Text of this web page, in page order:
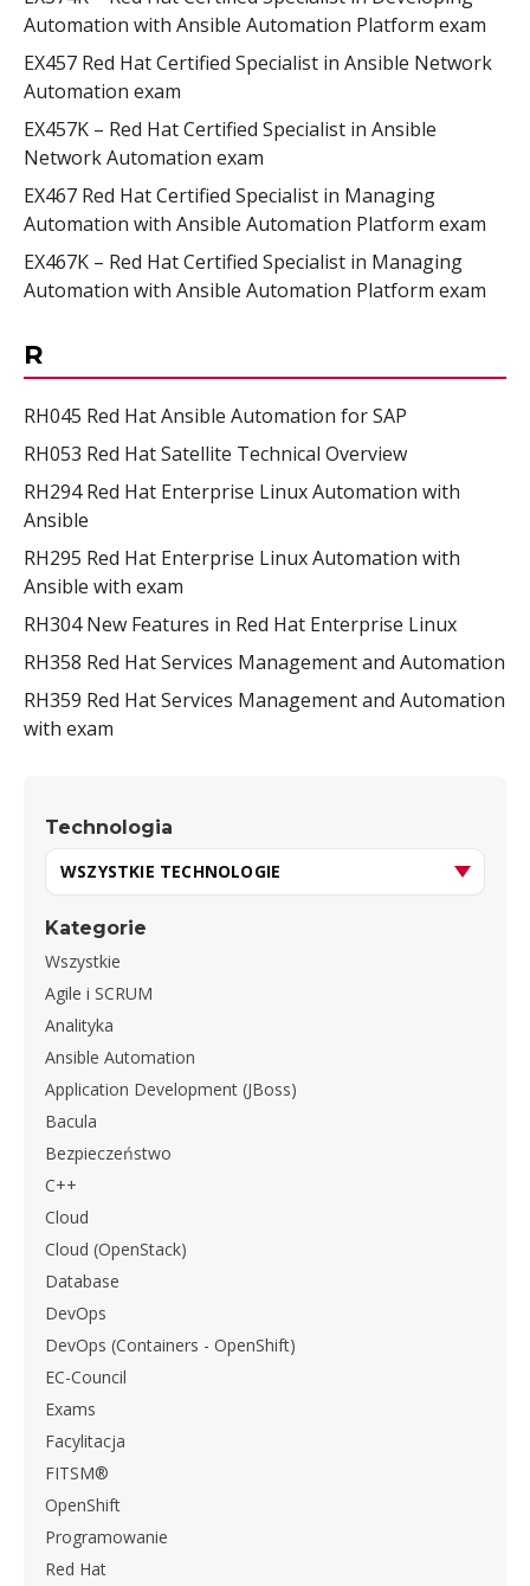
Automation with Ansible Automation Platform exam
EX457 Red Hat Certified Specialist in Ansible Network
Automation exam
EX457K – Red Hat Certified Specialist in Ansible
Network Automation exam
EX467 Red Hat Certified Specialist in Managing
Automation with Ansible Automation Platform exam
EX467K – Red Hat Certified Specialist in Managing
Automation with Ansible Automation Platform exam
R
RH045 Red Hat Ansible Automation for SAP
RH053 Red Hat Satellite Technical Overview
RH294 Red Hat Enterprise Linux Automation with
Ansible
RH295 Red Hat Enterprise Linux Automation with
Ansible with exam
RH304 New Features in Red Hat Enterprise Linux
RH358 Red Hat Services Management and Automation
RH359 Red Hat Services Management and Automation
with exam
Technologia
Kategorie
Wszystkie
Agile i SCRUM
Analityka
Ansible Automation
Application Development (JBoss)
Bacula
Bezpieczeństwo
C++
Cloud
Cloud (OpenStack)
Database
DevOps
DevOps (Containers - OpenShift)
EC-Council
Exams
Facylitacja
FITSM®
OpenShift
Programowanie
Red Hat